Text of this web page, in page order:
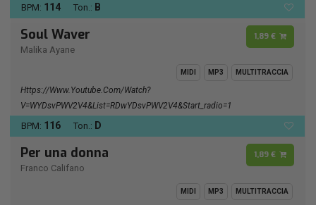
BPM: 114 Ton.: B
Soul Waver
Malika Ayane
1,89 €
MIDI MP3 MULTITRACCIA
Https://www.youtube.com/watch?
V=wYDsvPWV2V4&list=RDwYDsvPWV2V4&start_radio=1
BPM: 116 Ton.: D
Per una donna
Franco Califano
1,89 €
MIDI MP3 MULTITRACCIA